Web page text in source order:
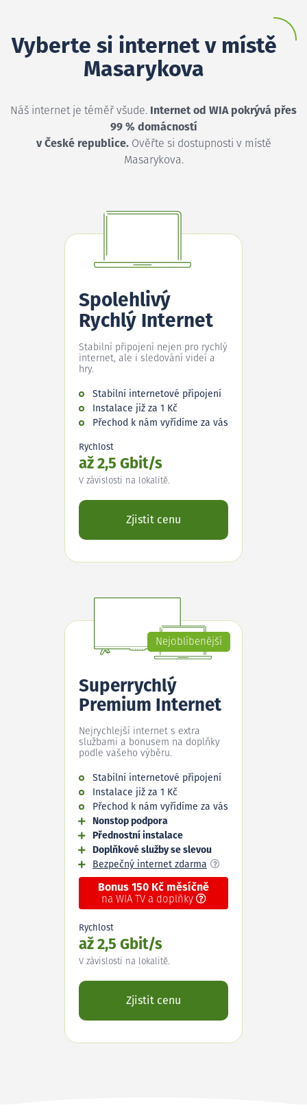
Vyberte si internet v místě
Masarykova
Náš internet je téměř všude. Internet od WIA pokrývá přes
99 % domácností
v České republice.Ověřte si dostupnosti v místě
Masarykova.
Spolehlivý
Rychlý Internet
Stabilní připojení nejen pro rychlý
internet, ale i sledování videí a
hry.
Stabilní internetové připojení
Instalace již za 1 Kč
Přechod k nám vyřídíme za vás
Rychlost
až 2,5 Gbit/s
V závislosti na lokalitě.
Zjistit cenu
Nejoblíbenější
Superrychlý
Premium Internet
Nejrychlejší internet s extra
službami a bonusem na doplňky
podle vašeho výběru.
Stabilní internetové připojení
Instalace již za 1 Kč
Přechod k nám vyřídíme za vás
Nonstop podpora
Přednostní instalace
Doplňkové služby se slevou
Bezpečný internet zdarma
Bonus 150 Kč měsíčně
na WIA TV a doplňky
Rychlost
až 2,5 Gbit/s
V závislosti na lokalitě.
Zjistit cenu